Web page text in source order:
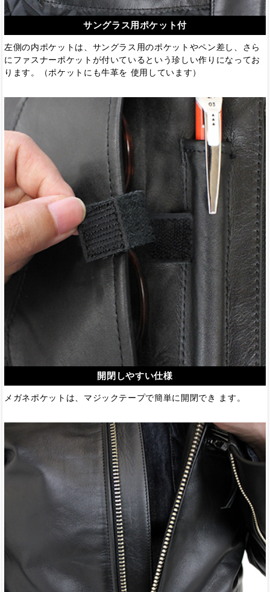
サングラス用ポケット付
左側の内ポケットは、サングラス用のポケットやペン差し、さら
にファスナーポケットが付いているという珍しい作りになってお
ります。（ポケットにも牛革を 使用しています）
開閉しやすい仕様
メガネポケットは、マジックテープで簡単に開閉でき ます。